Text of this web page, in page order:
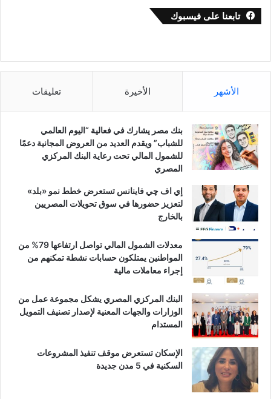
تابعنا على فيسبوك
الأشهر الأخيرة تعليقات
بنك مصر يشارك في فعالية “اليوم العالمي
للشباب” ويقدم العديد من العروض المجانية دعمًا
للشمول المالي تحت رعاية البنك المركزي
المصري
إي اف چي فاينانس تستعرض خطط نمو «بلد»
لتعزيز حضورها في سوق تحويلات المصريين
بالخارج
معدلات الشمول المالي تواصل ارتفاعها 79% من
المواطنين يمتلكون حسابات نشطة تمكنهم من
إجراء معاملات مالية
البنك المركزي المصري يشكل مجموعة عمل من
الوزارات والجهات المعنية لإصدار تصنيف التمويل
المستدام
الإسكان تستعرض موقف تنفيذ المشروعات
السكنية في 5 مدن جديدة